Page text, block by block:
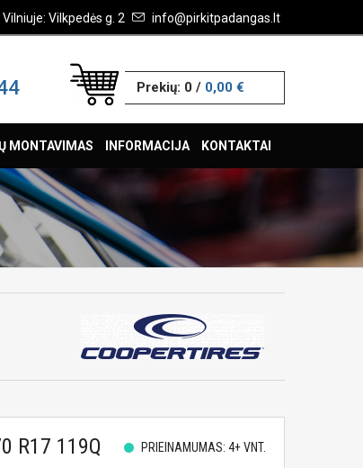
Vilkpedės g. 2 info@pirkitpadangas.lt
Prekių: 0/ 0,00 €
MONTAVIMAS INFORMACIJA KONTAKTAI
R17 119Q PRIEINAMUMAS: 4+ VNT.